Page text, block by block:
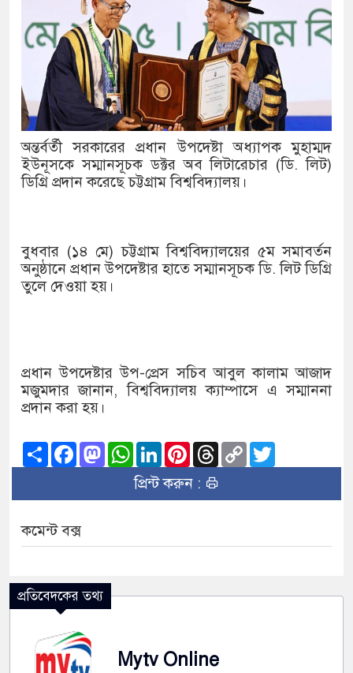
‘গুলশানের চামেলি’তে ভিন্ন
যৌনকর্মীর দালাল চরিত্রে
সারজিস-পাটোয়ারীসহ ১০ জনের
গুলশান থেকে সাবেক মন্ত্রী লতিফ
‘স্কুটি নাকি গোল্ড?’
১৫২২ পুলিশ সদস্যকে চাকরিতে
সার্ককে আরও গতিশীল করতে চায়
প্রেমের সম্পর্ক ছিন্ন না করায়
হামের উপসর্গে আরও ৬ প্রাণহানি,
অবশেষে পদত্যাগ করলেন ভারতের
অন্তর্বর্তী সরকারের প্রধান উপদেষ্টা অধ্যাপক মুহাম্মদ
ইউনূসকে সম্মানসূচক ডক্টর অব লিটারেচার (ডি. লিট)
ডিগ্রি প্রদান করেছে চট্টগ্রাম বিশ্ববিদ্যালয়।
বুধবার (১৪ মে) চট্টগ্রাম বিশ্ববিদ্যালয়ের ৫ম সমাবর্তন
অনুষ্ঠানে প্রধান উপদেষ্টার হাতে সম্মানসূচক ডি. লিট ডিগ্রি
তুলে দেওয়া হয়।
প্রধান উপদেষ্টার উপ-প্রেস সচিব আবুল কালাম আজাদ
মজুমদার জানান, বিশ্ববিদ্যালয় ক্যাম্পাসে এ সম্মাননা
প্রদান করা হয়।
ShareFacebook
Mastodon
WhatsApp
LinkedInPinterest
Threads
Copy
Link
প্রিন্ট করুন :
কমেন্ট বক্স
প্রতিবেদকের তথ্য
Mytv Online